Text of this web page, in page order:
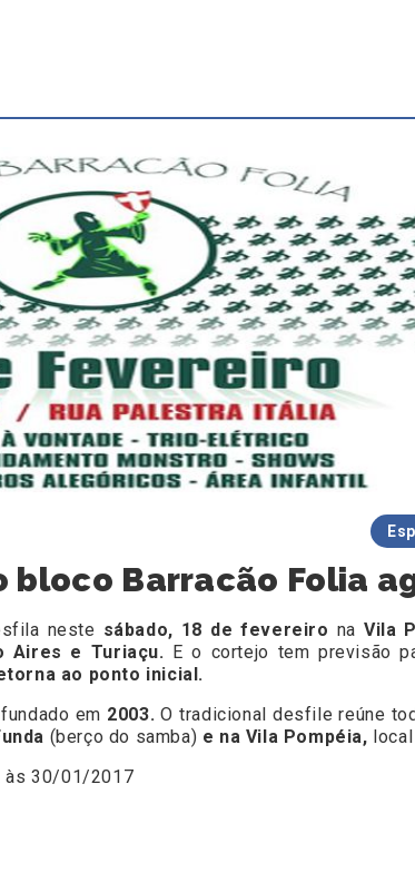
bloco Barracão Folia
neste sábado, 18 de fevereiro na Vila
Aires e Turiaçu. E o cortejo tem previsão
ao ponto inicial.
em 2003.O tradicional desfile reúne
(berço do samba) e na Vila Pompéia,
às 30/01/2017